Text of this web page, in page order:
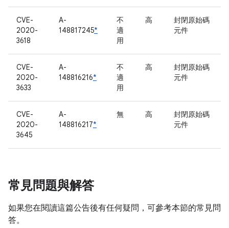
CVE-
2020-
3618
A-
148817245*
不
適
用
高
封閉原始碼
元件
CVE-
2020-
3633
A-
148816216*
不
適
用
高
封閉原始碼
元件
CVE-
2020-
3645
A-
148816217*
無 高
封閉原始碼
元件
常見問題與解答
如果您在閱讀這篇公告後有任何疑問，可參考本節的常見問
答。